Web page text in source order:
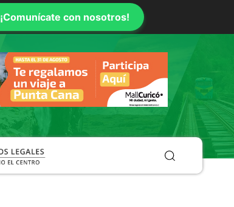
¡Comunícate con nosotros!